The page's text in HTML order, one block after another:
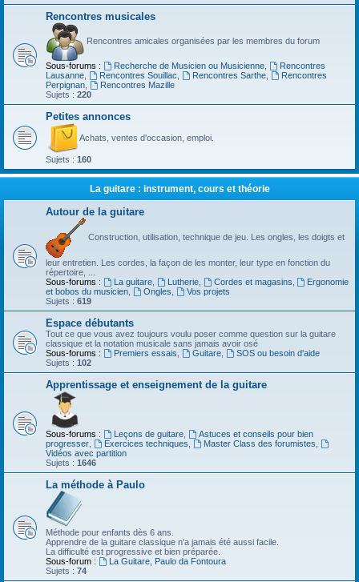
Rencontres musicales
Rencontres amicales organisées par les membres du forum
Sous-forums : Recherche de Musicien ou Musicienne,
Rencontres
Lausanne
Rencontres Souillac Rencontres Sarthe,
Rencontres
Perpignan
Rencontres Mazille
Sujets : 220
Petites annonces
Achats, ventes d'occasion, emploi.
Sujets : 160
La guitare : instrument, cours et théorie
Autour de la guitare
Construction, utilisation, technique de jeu. Les ongles, les doigts et
leur entretien. Les cordes, la façon de les monter, leur type en fonction du
répertoire, ...
Sous-forums :
La guitare, Lutherie, Cordes et magasins
Ergonomie
et bobos du musicien
Ongles
Vos projets
Sujets : 619
Espace débutants
Tout ce que vous avez toujours voulu poser comme question sur la guitare
classique et la notation musicale sans jamais avoir osé
Sous-forums :
Premiers essais Guitare,
SOS ou besoin d'aide
Sujets : 102
Apprentissage et enseignement de la guitare
Sous-forums : Leçons de guitare,
Astuces et conseils pour bien
progresser
Exercices techniques Master Class des forumistes
Vidéos avec partition
Sujets : 1646
La méthode à Paulo
Méthode pour enfants dès 6 ans.
Apprendre de la guitare classique n'a jamais été aussi facile.
La difficulté est progressive et bien préparée.
Sous-forum :
La Guitare, Paulo da Fontoura
Sujets : 74